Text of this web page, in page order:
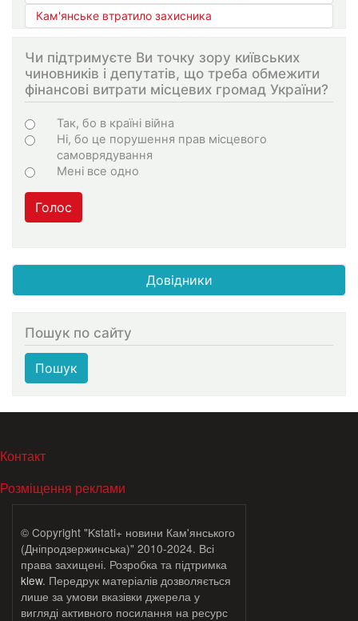
Кам'янське втратило захисника
Чи підтримуєте Ви точку зору київських
чиновників і депутатів, що треба обмежити
фінансові витрати місцевих громад України?
Choices
Так, бо в країні війна
Ні, бо це порушення прав місцевого
самоврядування
Мені все одно
Голос
Довідники
Пошук по сайту
Пошук
МЕНЮ В ПОДВАЛЕ
Контакт
Розміщення реклами
© Copyright "Kstati+ новини Кам'янського
(Дніпродзержинська)" 2010-2024. Всі
права захищені. Розробка та підтримка
klew. Передрук матеріалів дозволяється
лише за умови вказівки джерела у
вигляді активного посилання на ресурс